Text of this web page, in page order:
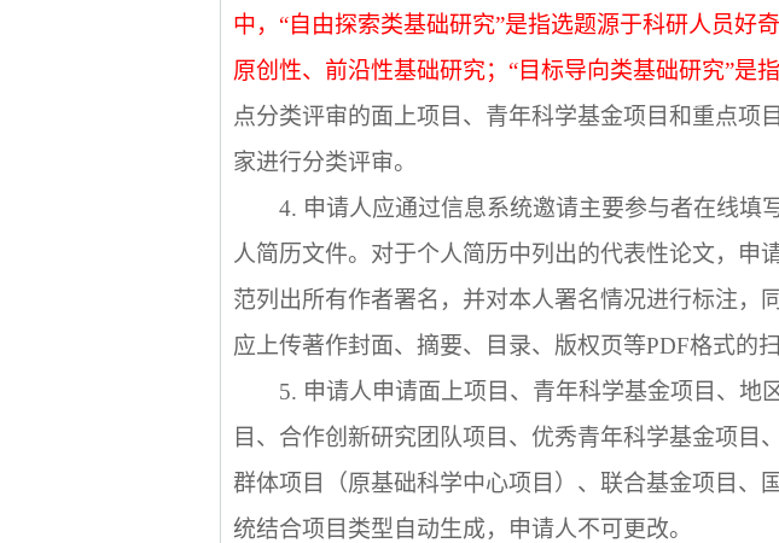
中，“自由探索类基础研究”是指选题源于科研人员好
原创性、前沿性基础研究；“目标导向类基础研究”是
点分类评审的面上项目、青年科学基金项目和重点项
家进行分类评审。
4. 申请人应通过信息系统邀请主要参与者在线填
人简历文件。对于个人简历中列出的代表性论文，申
范列出所有作者署名，并对本人署名情况进行标注，
应上传著作封面、摘要、目录、版权页等PDF格式的
5. 申请人申请面上项目、青年科学基金项目、地
目、合作创新研究团队项目、优秀青年科学基金项
群体项目（原基础科学中心项目）、联合基金项目、
统结合项目类型自动生成，申请人不可更改。